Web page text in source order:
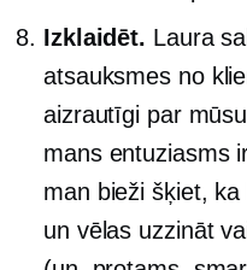
Izklaidēt. Laura
atsauksmes no
aizrautīgi par
mans entuziasms
man bieži šķiet,
un vēlas uzzināt